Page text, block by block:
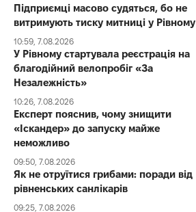
Підприємці масово судяться, бо не
витримують тиску митниці у Рівному
10:59, 7.08.2026
У Рівному стартувала реєстрація на
благодійний велопробіг «За
Незалежність»
10:26, 7.08.2026
Експерт пояснив, чому знищити
«Іскандер» до запуску майже
неможливо
09:50, 7.08.2026
Як не отруїтися грибами: поради від
рівненських санлікарів
09:25, 7.08.2026